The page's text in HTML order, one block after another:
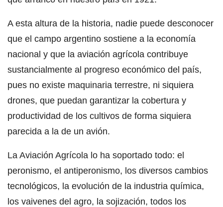
A esta altura de la historia, nadie puede desconocer
que el campo argentino sostiene a la economía
nacional y que la aviación agrícola contribuye
sustancialmente al progreso económico del país,
pues no existe maquinaria terrestre, ni siquiera
drones, que puedan garantizar la cobertura y
productividad de los cultivos de forma siquiera
parecida a la de un avión.
La Aviación Agrícola lo ha soportado todo: el
peronismo, el antiperonismo, los diversos cambios
tecnológicos, la evolución de la industria química,
los vaivenes del agro, la sojización, todos los